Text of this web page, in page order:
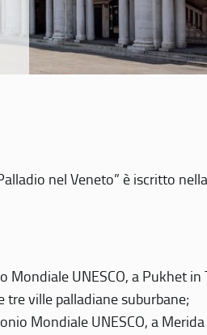
nel Veneto” è iscritto
UNESCO, a Pukhet
tre ville palladiane suburbane;
Mondiale UNESCO, a